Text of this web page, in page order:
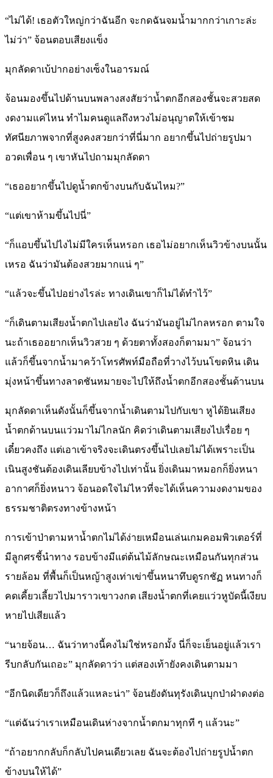
“ไม่ได้! เธอตัวใหญ่กว่าฉันอีก จะกดฉันจมน้ำมากกว่าเกาะล่ะ
ไม่ว่า” จ้อนตอบเสียงแข็ง
มุกลัดดาเบ้ปากอย่างเซ็งในอารมณ์
จ้อนมองขึ้นไปด้านบนพลางสงสัยว่าน้ำตกอีกสองชั้นจะสวยสด
งดงามแค่ไหน ทำไมคนดูแลถึงหวงไม่อนุญาตให้เข้าชม
ทัศนียภาพจากที่สูงคงสวยกว่าที่นี่มาก อยากขึ้นไปถ่ายรูปมา
อวดเพื่อน ๆ เขาหันไปถามมุกลัดดา
“เธออยากขึ้นไปดูน้ำตกข้างบนกับฉันไหม?”
“แต่เขาห้ามขึ้นไปนี่”
“ก็แอบขึ้นไปไงไม่มีใครเห็นหรอก เธอไม่อยากเห็นวิวข้างบนนั้น
เหรอ ฉันว่ามันต้องสวยมากแน่ ๆ”
“แล้วจะขึ้นไปอย่างไรล่ะ ทางเดินเขาก็ไม่ได้ทำไว้”
“ก็เดินตามเสียงน้ำตกไปเลยไง ฉันว่ามันอยู่ไม่ไกลหรอก ตามใจ
นะถ้าเธออยากเห็นวิวสวย ๆ ด้วยตาทั้งสองก็ตามมา” จ้อนว่า
แล้วก็ขึ้นจากน้ำมาคว้าโทรศัพท์มือถือที่วางไว้บนโขดหิน เดิน
มุ่งหน้าขึ้นทางลาดชันหมายจะไปให้ถึงน้ำตกอีกสองชั้นด้านบน
มุกลัดดาเห็นดังนั้นก็ขึ้นจากน้ำเดินตามไปกับเขา หูได้ยินเสียง
น้ำตกด้านบนแว่วมาไม่ไกลนัก คิดว่าเดินตามเสียงไปเรื่อย ๆ
เดี๋ยวคงถึง แต่เอาเข้าจริงจะเดินตรงขึ้นไปเลยไม่ได้เพราะเป็น
เนินสูงชันต้องเดินเลียบข้างไปเท่านั้น ยิ่งเดินมาหมอกก็ยิ่งหนา
อากาศก็ยิ่งหนาว จ้อนอดใจไม่ไหวที่จะได้เห็นความงดงามของ
ธรรมชาติตรงทางข้างหน้า
การเข้าป่าตามหาน้ำตกไม่ได้ง่ายเหมือนเล่นเกมคอมพิวเตอร์ที่
มีลูกศรชี้นำทาง รอบข้างมีแต่ต้นไม้ลักษณะเหมือนกันทุกส่วน
รายล้อม ที่พื้นก็เป็นหญ้าสูงเท่าเข่าขึ้นหนาทึบดูรกชัฏ หนทางก็
คดเคี้ยวเลี้ยวไปมาราวเขาวงกต เสียงน้ำตกที่เคยแว่วหูบัดนี้เงียบ
หายไปเสียแล้ว
“นายจ้อน… ฉันว่าทางนี้คงไม่ใช่หรอกมั้ง นี่ก็จะเย็นอยู่แล้วเรา
รีบกลับกันเถอะ” มุกลัดดาว่า แต่สองเท้ายังคงเดินตามมา
“อีกนิดเดียวก็ถึงแล้วแหละน่า” จ้อนยังดันทุรังเดินบุกป่าฝ่าดงต่อ
“แต่ฉันว่าเราเหมือนเดินห่างจากน้ำตกมาทุกที ๆ แล้วนะ”
“ถ้าอยากกลับก็กลับไปคนเดียวเลย ฉันจะต้องไปถ่ายรูปน้ำตก
ข้างบนให้ได้”